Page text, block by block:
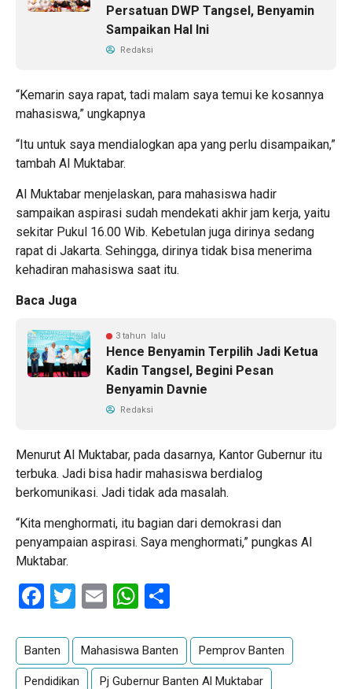
Persatuan DWP Tangsel, Benyamin
Sampaikan Hal Ini
Redaksi
“Kemarin saya rapat, tadi malam saya temui ke kosannya
mahasiswa,” ungkapnya
“Itu untuk saya mendialogkan apa yang perlu disampaikan,”
tambah Al Muktabar.
Al Muktabar menjelaskan, para mahasiswa hadir
sampaikan aspirasi sudah mendekati akhir jam kerja, yaitu
sekitar Pukul 16.00 Wib. Kebetulan juga dirinya sedang
rapat di Jakarta. Sehingga, dirinya tidak bisa menerima
kehadiran mahasiswa saat itu.
Baca Juga
3 tahun lalu
Hence Benyamin Terpilih Jadi Ketua
Kadin Tangsel, Begini Pesan
Benyamin Davnie
Redaksi
Menurut Al Muktabar, pada dasarnya, Kantor Gubernur itu
terbuka. Jadi bisa hadir mahasiswa berdialog
berkomunikasi. Jadi tidak ada masalah.
“Kita menghormati, itu bagian dari demokrasi dan
penyampaian aspirasi. Saya menghormati,” pungkas Al
Muktabar.
Facebook
Twitter
EmailWhatsApp
Banten Mahasiswa Banten Pemprov Banten
Pendidikan Pj Gubernur Banten Al Muktabar